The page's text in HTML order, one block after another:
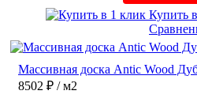
Купить
Массивная доска Antic Wood
8502 ₽ / м2